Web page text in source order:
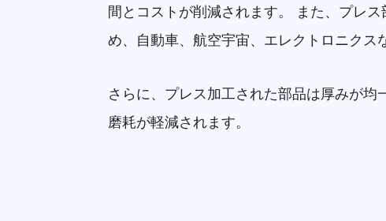
間とコストが削減されます。 また、プレ
め、自動車、航空宇宙、エレクトロニクス
さらに、プレス加工された部品は厚みが
磨耗が軽減されます。